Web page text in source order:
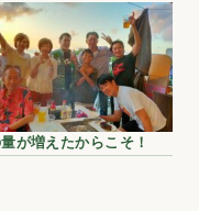
が増えたからこそ！